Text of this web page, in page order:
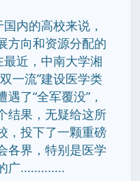
内的高校来说，
方向和资源分配的
最近，中南大学湘
一流”建设医学类
了“全军覆没”，
结果，无疑给这所
，投下了一颗重磅
各界，特别是医学
广.............